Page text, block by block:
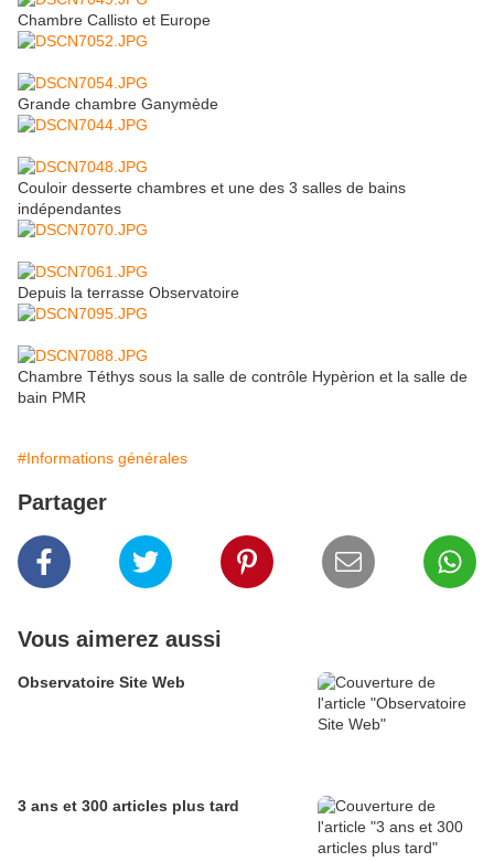
Chambre Callisto et Europe
Grande chambre Ganymède
Couloir desserte chambres et une des 3 salles de bains
indépendantes
Depuis la terrasse Observatoire
Chambre Téthys sous la salle de contrôle Hypèrion et la salle de
bain PMR
#Informations générales
Partager
Vous aimerez aussi
Observatoire Site Web
3 ans et 300 articles plus tard